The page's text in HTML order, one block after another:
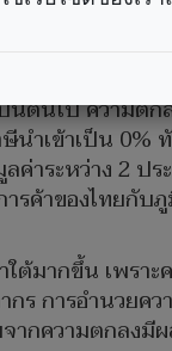
ตัว
นไป ความตก
ำเข้าเป็น 0%
าระหว่าง 2 ป
าของไทยกับ
ต้มากขึ้น เพรา
ร การอำนวยค
ากความตกลงมี